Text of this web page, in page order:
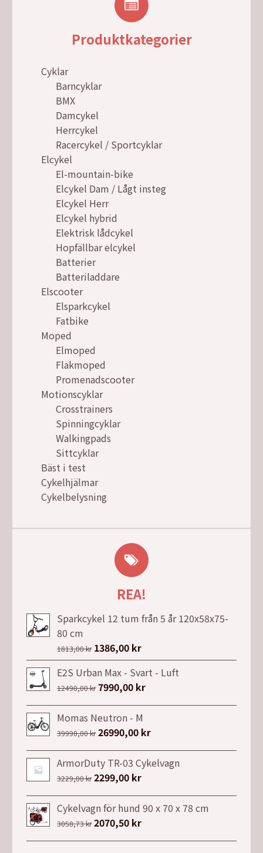
Produktkategorier
Cyklar
Barncyklar
BMX
Damcykel
Herrcykel
Racercykel / Sportcyklar
Elcykel
El-mountain-bike
Elcykel Dam / Lågt insteg
Elcykel Herr
Elcykel hybrid
Elektrisk lådcykel
Hopfällbar elcykel
Batterier
Batteriladdare
Elscooter
Elsparkcykel
Fatbike
Moped
Elmoped
Flakmoped
Promenadscooter
Motionscyklar
Crosstrainers
Spinningcyklar
Walkingpads
Sittcyklar
Bäst i test
Cykelhjälmar
Cykelbelysning
REA!
Sparkcykel 12 tum från 5 år 120x58x75-
80 cm
1813,00kr Det
ursprungliga
priset
var:
1813,00 kr.
1386,00 krDet
nuvarande
priset
är:
1386,00 kr.
E2S Urban Max - Svart - Luft
12490,00kr Det
ursprungliga
priset
var:
7990,00 krDet
nuvarande
är:
Momas Neutron - M
39990,00kr Det
ursprungliga
priset
var:
26990,00 krDet
nuvarande
priset
ArmorDuty TR-03 Cykelvagn
3229,00kr Det
ursprungliga
priset
var:
2299,00 krDet
nuvarande
priset
är:
Cykelvagn för hund 90 x 70 x 78 cm
3058,73kr Det
ursprungliga
2070,50 krDet
nuvarande